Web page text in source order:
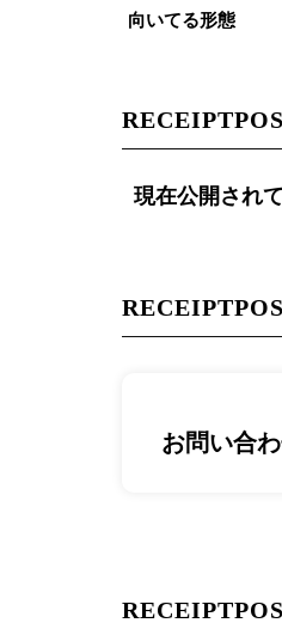
向いてる形態
現在公開され
お問い合